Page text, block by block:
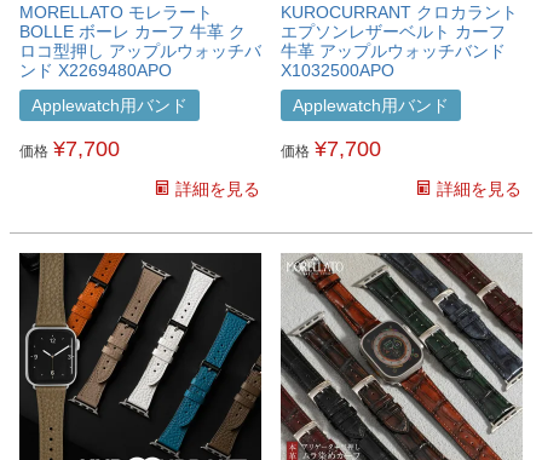
MORELLATO モレラート
BOLLE ボーレ カーフ 牛革 ク
ロコ型押し アップルウォッチバ
ンド X2269480APO
Applewatch用バンド
価格 ¥7,700
詳細を見る
KUROCURRANT クロカラント
エプソンレザーベルト カーフ
牛革 アップルウォッチバンド
X1032500APO
Applewatch用バンド
価格 ¥7,700
詳細を見る